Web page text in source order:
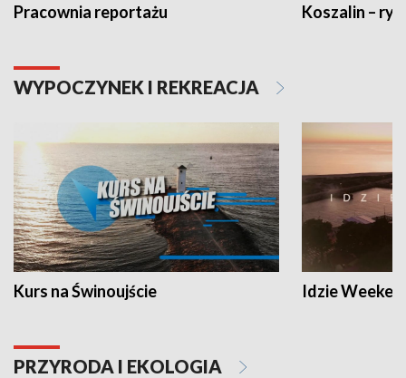
Pracownia reportażu Koszalin –
WYPOCZYNEK I REKREACJA
Kurs na Świnoujście Idzie
PRZYRODA I EKOLOGIA